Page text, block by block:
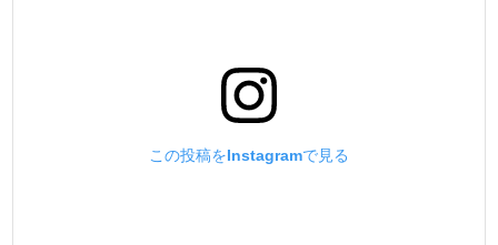
この投稿をInstagramで見る